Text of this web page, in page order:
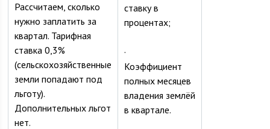
Рассчитаем, сколько
нужно заплатить за
квартал. Тарифная
ставка 0,3%
(сельскохозяйственные
земли попадают под
льготу).
Дополнительных льгот
нет.
ставку в
процентах;
·
Коэффициент
полных месяцев
владения землёй
в квартале.